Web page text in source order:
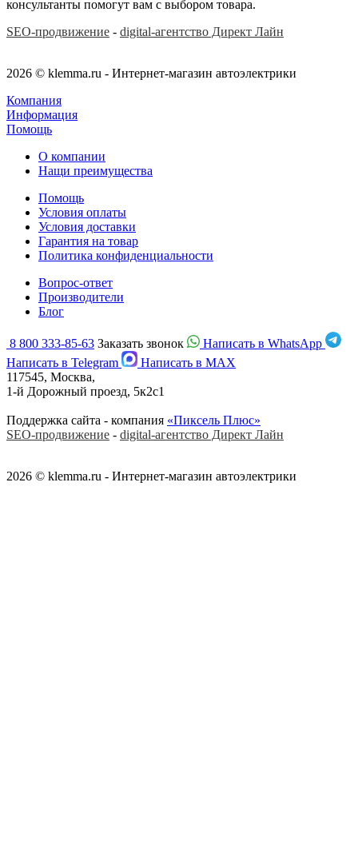
консультанты помогут вам с выбором товара.
SEO-продвижение - digital-агентство Директ Лайн
2026 © klemma.ru - Интернет-магазин автоэлектрики
Компания
Информация
Помощь
О компании
Нащи преимущества
Помощь
Условия оплаты
Условия доставки
Гарантия на товар
Политика конфиденциальности
Вопрос-ответ
Производители
Блог
8 800 333-85-63 Заказать звонок
Написать в WhatsApp
Написать в Telegram
Написать в MAX
117545, Москва,
1-й Дорожный проезд, 5к2с1
Поддержка сайта - компания «Пиксель Плюс»
SEO-продвижение - digital-агентство Директ Лайн
2026 © klemma.ru - Интернет-магазин автоэлектрики